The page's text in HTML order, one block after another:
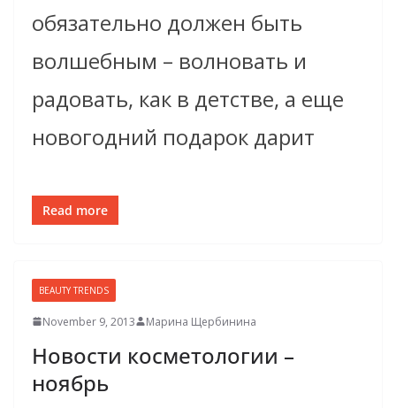
обязательно должен быть
волшебным – волновать и
радовать, как в детстве, а еще
новогодний подарок дарит
Read more
BEAUTY TRENDS
November 9, 2013 Марина Щербинина
Новости космето­логии –
ноябрь